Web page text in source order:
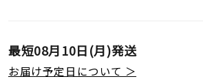
在庫 在庫ありのみ
最短08月10日(月)発送
お届け予定日について ＞